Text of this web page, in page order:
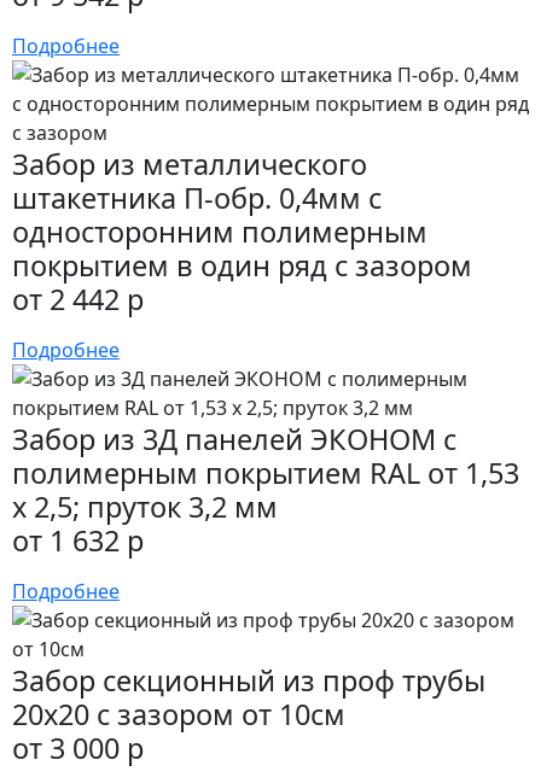
Подробнее
Забор из металлического
штакетника П-обр. 0,4мм с
односторонним полимерным
покрытием в один ряд с зазором
от 2 442 р
Подробнее
Забор из 3Д панелей ЭКОНОМ с
полимерным покрытием RAL от 1,53
х 2,5; пруток 3,2 мм
от 1 632 р
Подробнее
Забор секционный из проф трубы
20х20 с зазором от 10см
от 3 000 р